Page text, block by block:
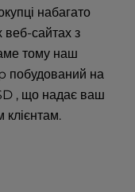
набагато
веб-сайтах з
тому наш
побудований на
, що надає ваш